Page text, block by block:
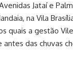
Jataí e
na Vila
quais a gestão
das chuvas